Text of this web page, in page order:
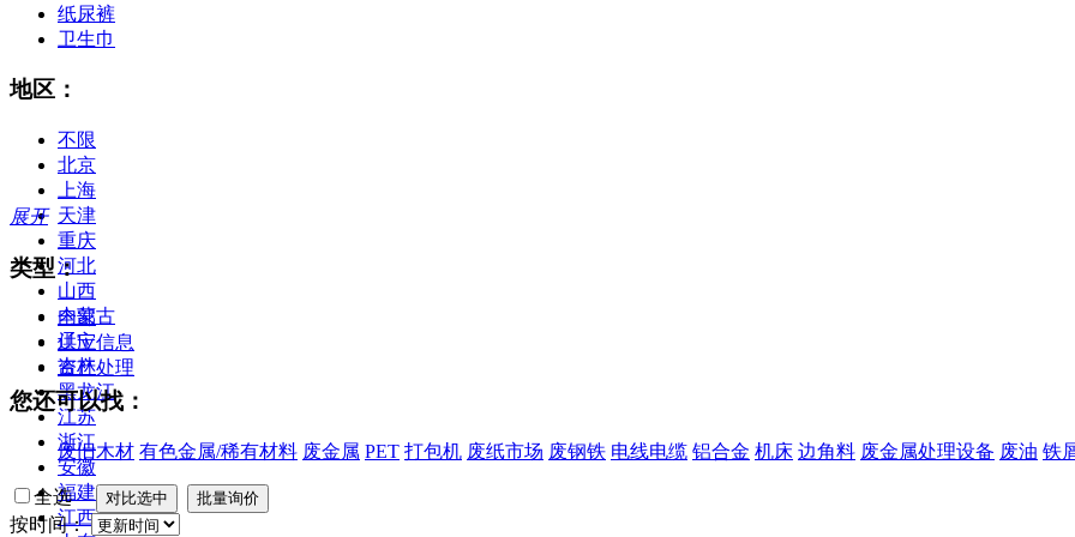
纸尿裤
卫生巾
地区：
不限
北京
上海
天津
重庆
河北
山西
内蒙古
辽宁
吉林
黑龙江
江苏
浙江
安徽
福建
江西
展开
类型：
全部
供应信息
资产处理
您还可以找：
废旧木材 有色金属/稀有材料 废金属 PET 打包机 废纸市场 废钢铁 电线电缆 铝合金 机床 边角料 废金属处理设备 废油 铁
全选
按时间：